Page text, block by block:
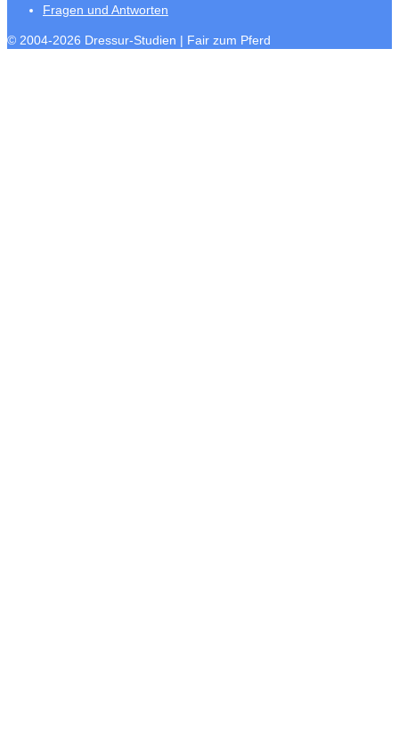
Fragen und Antworten
© 2004-2026 Dressur-Studien | Fair zum Pferd